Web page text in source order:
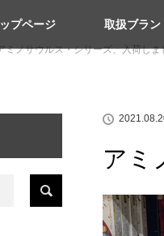
ップページ 取扱ブラン
ミノサウルス・シリーズ、入荷しま
アミ